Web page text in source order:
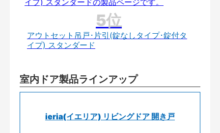
アウトセット吊戸･片引(錠なしタイプ･錠付タ
イプ) スタンダード
室内ドア製品ラインアップ
ieria(イエリア) リビングドア 開き戸